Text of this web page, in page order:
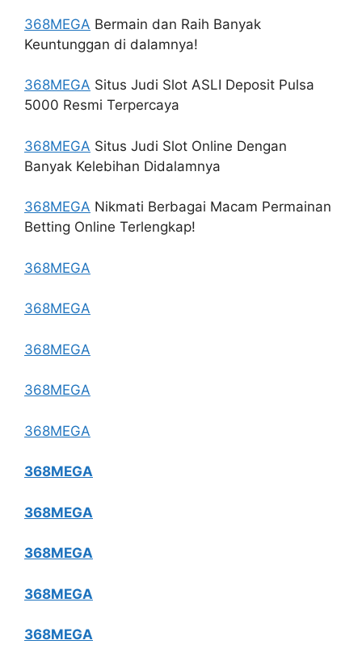
368MEGA Bermain dan Raih Banyak
Keuntunggan di dalamnya!
368MEGA Situs Judi Slot ASLI Deposit Pulsa
5000 Resmi Terpercaya
368MEGA Situs Judi Slot Online Dengan
Banyak Kelebihan Didalamnya
368MEGA Nikmati Berbagai Macam Permainan
Betting Online Terlengkap!
368MEGA
368MEGA
368MEGA
368MEGA
368MEGA
368MEGA
368MEGA
368MEGA
368MEGA
368MEGA